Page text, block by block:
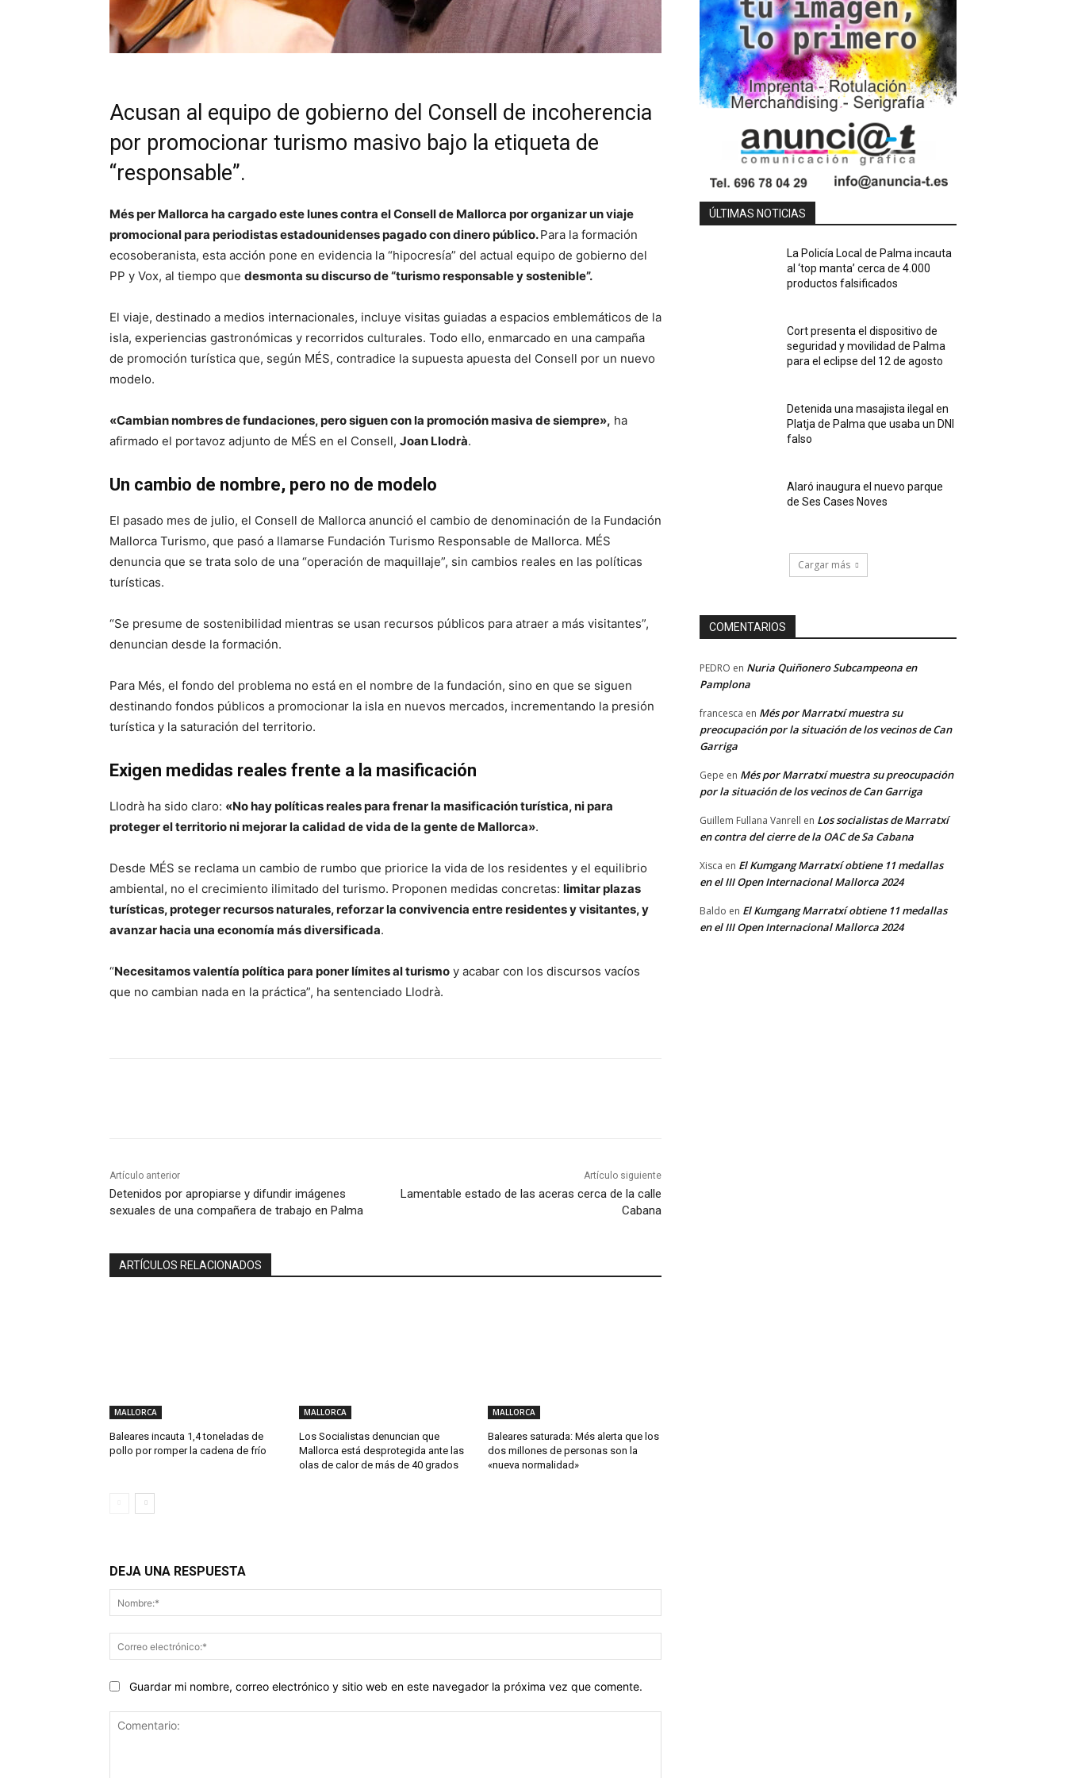
Acusan al equipo de gobierno del Consell de incoherencia
por promocionar turismo masivo bajo la etiqueta de
“responsable”.
Més per Mallorca ha cargado este lunes contra el Consell de Mallorca por organizar un viaje
promocional para periodistas estadounidenses pagado con dinero público.Para la formación
ecosoberanista, esta acción pone en evidencia la “hipocresía” del actual equipo de gobierno del
PP y Vox, al tiempo que desmonta su discurso de “turismo responsable y sostenible”.
El viaje, destinado a medios internacionales, incluye visitas guiadas a espacios emblemáticos de la
isla, experiencias gastronómicas y recorridos culturales. Todo ello, enmarcado en una campaña
de promoción turística que, según MÉS, contradice la supuesta apuesta del Consell por un nuevo
modelo.
«Cambian nombres de fundaciones, pero siguen con la promoción masiva de siempre», ha
afirmado el portavoz adjunto de MÉS en el Consell, Joan Llodrà.
Un cambio de nombre, pero no de modelo
El pasado mes de julio, el Consell de Mallorca anunció el cambio de denominación de la Fundación
Mallorca Turismo, que pasó a llamarse Fundación Turismo Responsable de Mallorca. MÉS
denuncia que se trata solo de una “operación de maquillaje”, sin cambios reales en las políticas
turísticas.
“Se presume de sostenibilidad mientras se usan recursos públicos para atraer a más visitantes”,
denuncian desde la formación.
Para Més, el fondo del problema no está en el nombre de la fundación, sino en que se siguen
destinando fondos públicos a promocionar la isla en nuevos mercados, incrementando la presión
turística y la saturación del territorio.
Exigen medidas reales frente a la masificación
Llodrà ha sido claro: «No hay políticas reales para frenar la masificación turística, ni para
proteger el territorio ni mejorar la calidad de vida de la gente de Mallorca».
Desde MÉS se reclama un cambio de rumbo que priorice la vida de los residentes y el equilibrio
ambiental, no el crecimiento ilimitado del turismo. Proponen medidas concretas: limitar plazas
turísticas, proteger recursos naturales, reforzar la convivencia entre residentes y visitantes, y
avanzar hacia una economía más diversificada.
“Necesitamos valentía política para poner límites al turismo y acabar con los discursos vacíos
que no cambian nada en la práctica”, ha sentenciado Llodrà.
Artículo anterior
Detenidos por apropiarse y difundir imágenes
sexuales de una compañera de trabajo en Palma
Artículo siguiente
Lamentable estado de las aceras cerca de la calle
Cabana
ARTÍCULOS RELACIONADOS
MALLORCA
Baleares incauta 1,4 toneladas de
pollo por romper la cadena de frío
MALLORCA
Los Socialistas denuncian que
Mallorca está desprotegida ante las
olas de calor de más de 40 grados
MALLORCA
Baleares saturada: Més alerta que los
dos millones de personas son la
«nueva normalidad»
DEJA UNA RESPUESTA
electrónico:*
Guardar mi nombre, correo electrónico y sitio web en este navegador la próxima vez que comente.
ÚLTIMAS NOTICIAS
La Policía Local de Palma incauta
al ‘top manta’ cerca de 4.000
productos falsificados
Cort presenta el dispositivo de
seguridad y movilidad de Palma
para el eclipse del 12 de agosto
Detenida una masajista ilegal en
Platja de Palma que usaba un DNI
falso
Alaró inaugura el nuevo parque
de Ses Cases Noves
Cargar más
COMENTARIOS
PEDRO en Nuria Quiñonero Subcampeona en
Pamplona
francesca en Més por Marratxí muestra su
preocupación por la situación de los vecinos de Can
Garriga
Gepe en Més por Marratxí muestra su preocupación
por la situación de los vecinos de Can Garriga
Guillem Fullana Vanrell en Los socialistas de Marratxí
en contra del cierre de la OAC de Sa Cabana
Xisca en El Kumgang Marratxí obtiene 11 medallas
en el III Open Internacional Mallorca 2024
Baldo en El Kumgang Marratxí obtiene 11 medallas
en el III Open Internacional Mallorca 2024